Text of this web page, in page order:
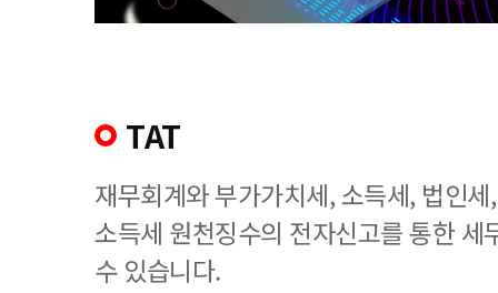
TAT
재무회계와 부가가치세, 소득세, 법인
소득세 원천징수의 전자신고를 통한 세
수 있습니다.